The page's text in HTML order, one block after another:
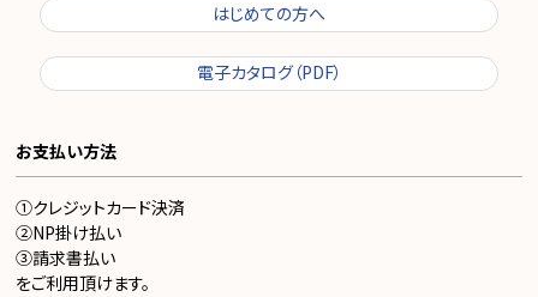
はじめての方へ
電子カタログ（PDF）
お支払い方法
①クレジットカード決済
②NP掛け払い
③請求書払い
をご利用頂けます。